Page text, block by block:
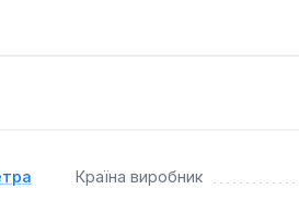
котеджів, невеликих
Країна виробник